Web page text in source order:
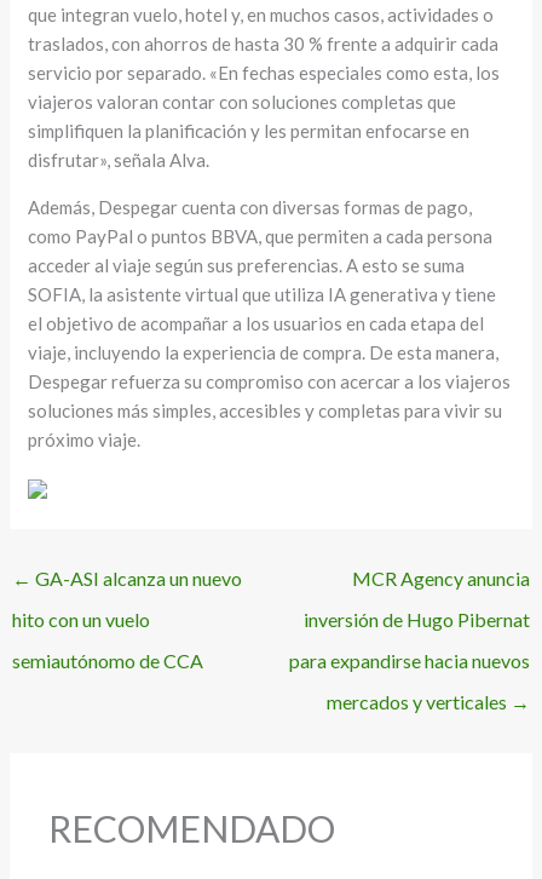
que integran vuelo, hotel y, en muchos casos, actividades o
traslados, con ahorros de hasta 30 % frente a adquirir cada
servicio por separado. «En fechas especiales como esta, los
viajeros valoran contar con soluciones completas que
simplifiquen la planificación y les permitan enfocarse en
disfrutar», señala Alva.
Además, Despegar cuenta con diversas formas de pago,
como PayPal o puntos BBVA, que permiten a cada persona
acceder al viaje según sus preferencias. A esto se suma
SOFIA, la asistente virtual que utiliza IA generativa y tiene
el objetivo de acompañar a los usuarios en cada etapa del
viaje, incluyendo la experiencia de compra. De esta manera,
Despegar refuerza su compromiso con acercar a los viajeros
soluciones más simples, accesibles y completas para vivir su
próximo viaje.
← GA-ASI alcanza un nuevo
hito con un vuelo
semiautónomo de CCA
MCR Agency anuncia
inversión de Hugo Pibernat
para expandirse hacia nuevos
mercados y verticales →
RECOMENDADO